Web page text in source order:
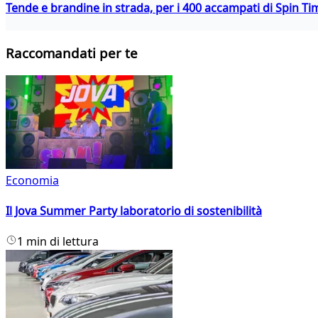
Tende e brandine in strada, per i 400 accampati di Spin
Raccomandati per te
Economia
Il Jova Summer Party laboratorio di sostenibilità
1 min di lettura